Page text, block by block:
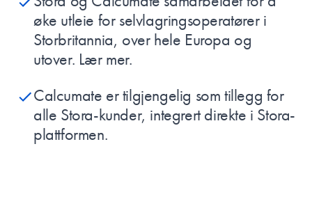
øke utleie for selvlagringsoperatører i
Storbritannia, over hele Europa og
utover. Lær mer.
Calcumate er tilgjengelig som tillegg for
alle Stora-kunder, integrert direkte i Stora-
plattformen.